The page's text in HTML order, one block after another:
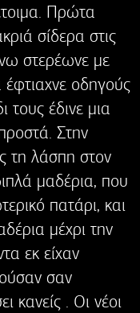
Πρώτα
σίδερα στις
στερέωνε με
οδηγούς
έδινε μια
Στην
τη λάσπη στον
μαδέρια, που
πατάρι, και
μέχρι την
εκ είχαν
σαν
κανείς . Οι νέοι